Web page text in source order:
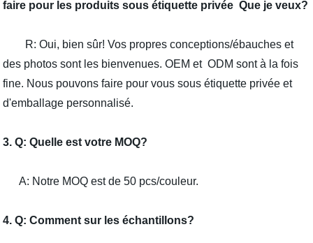
faire pour les produits sous étiquette privée Que je veux?
R: Oui, bien sûr! Vos propres conceptions/ébauches et
des photos sont les bienvenues. OEM et ODM sont à la fois
fine. Nous pouvons faire pour vous sous étiquette privée et
d'emballage personnalisé.
3. Q: Quelle est votre MOQ?
A: Notre MOQ est de 50 pcs/couleur.
4. Q: Comment sur les échantillons?